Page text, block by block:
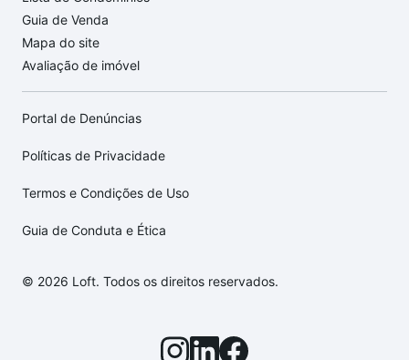
Guia de Venda
Mapa do site
Avaliação de imóvel
Portal de Denúncias
Políticas de Privacidade
Termos e Condições de Uso
Guia de Conduta e Ética
© 2026 Loft. Todos os direitos reservados.